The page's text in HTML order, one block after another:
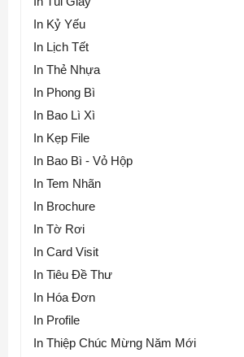
In Kỷ Yếu
In Lịch Tết
In Thẻ Nhựa
In Phong Bì
In Bao Lì Xì
In Kẹp File
In Bao Bì - Vỏ Hộp
In Tem Nhãn
In Brochure
In Tờ Rơi
In Card Visit
In Tiêu Đề Thư
In Hóa Đơn
In Profile
In Thiệp Chúc Mừng Năm Mới